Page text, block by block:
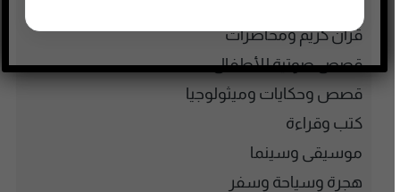
قرآن كريم ومحاضرات
قصص صوتية للأطفال
قصص وحكايات وميثولوجيا
كتب وقراءة
موسيقى وسينما
هجرة وسياحة وسفر